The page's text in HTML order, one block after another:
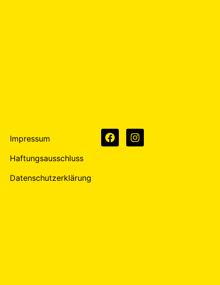
Impressum
Haftungsausschluss
Datenschutzerklärung